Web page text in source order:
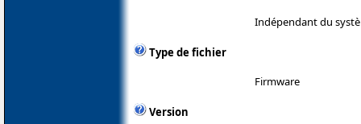
Indépendant du
Type de fichier
Firmware
Version